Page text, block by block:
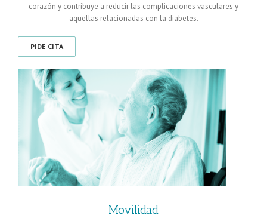
corazón y contribuye a reducir las complicaciones vasculares y
aquellas relacionadas con la diabetes.
PIDE CITA
Movilidad